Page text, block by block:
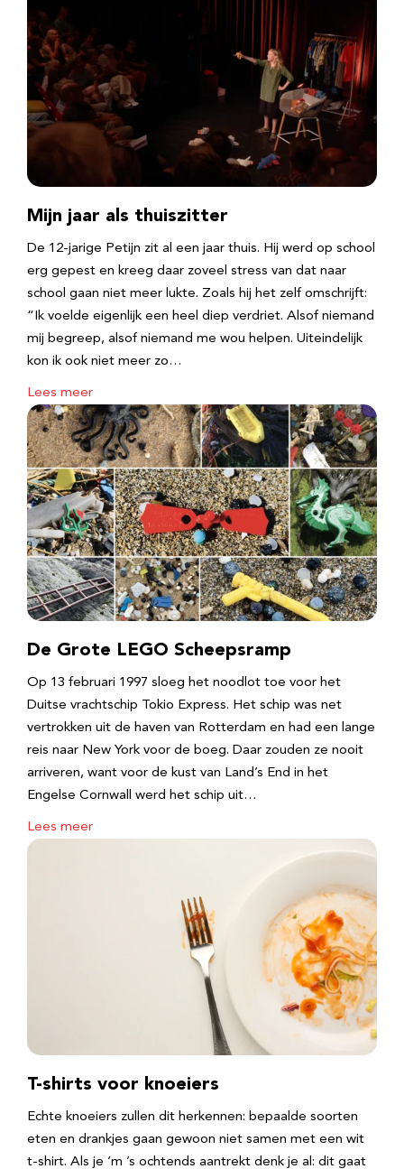
Mijn jaar als thuiszitter
De 12-jarige Petijn zit al een jaar thuis. Hij werd op school
erg gepest en kreeg daar zoveel stress van dat naar
school gaan niet meer lukte. Zoals hij het zelf omschrijft:
“Ik voelde eigenlijk een heel diep verdriet. Alsof niemand
mij begreep, alsof niemand me wou helpen. Uiteindelijk
kon ik ook niet meer zo…
Lees meer
De Grote LEGO Scheepsramp
Op 13 februari 1997 sloeg het noodlot toe voor het
Duitse vrachtschip Tokio Express. Het schip was net
vertrokken uit de haven van Rotterdam en had een lange
reis naar New York voor de boeg. Daar zouden ze nooit
arriveren, want voor de kust van Land’s End in het
Engelse Cornwall werd het schip uit…
Lees meer
T-shirts voor knoeiers
Echte knoeiers zullen dit herkennen: bepaalde soorten
eten en drankjes gaan gewoon niet samen met een wit
t-shirt. Als je ‘m ’s ochtends aantrekt denk je al: dit gaat